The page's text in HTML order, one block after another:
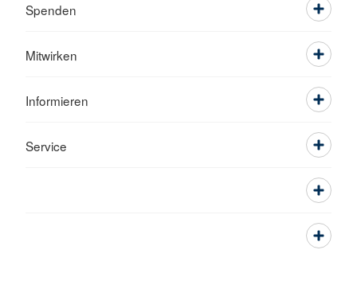
Spenden
Mitwirken
Informieren
Service